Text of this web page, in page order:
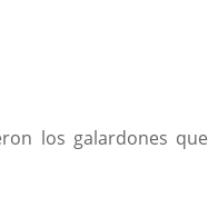
los galardones que